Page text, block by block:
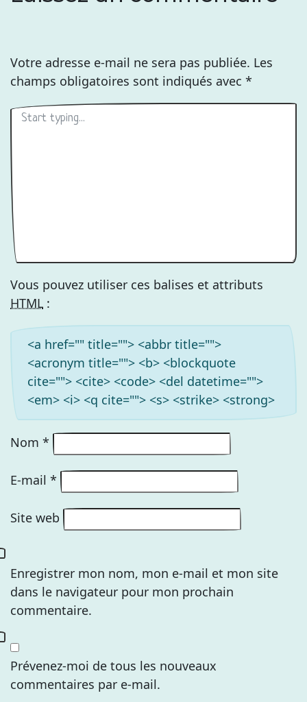
Votre adresse e-mail ne sera pas publiée. Les
champs obligatoires sont indiqués avec *
Vous pouvez utiliser ces balises et attributs
HTML :
<a href="" title=""> <abbr title="">
<acronym title=""> <b> <blockquote
cite=""> <cite> <code> <del datetime="">
<em> <i> <q cite=""> <s> <strike> <strong>
Nom *
E-mail *
Site web
Enregistrer mon nom, mon e-mail et mon site
dans le navigateur pour mon prochain
commentaire.
Prévenez-moi de tous les nouveaux
commentaires par e-mail.